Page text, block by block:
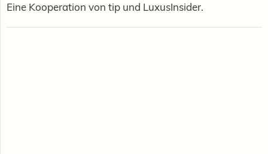
Eine Kooperation von tip und LuxusInsider.